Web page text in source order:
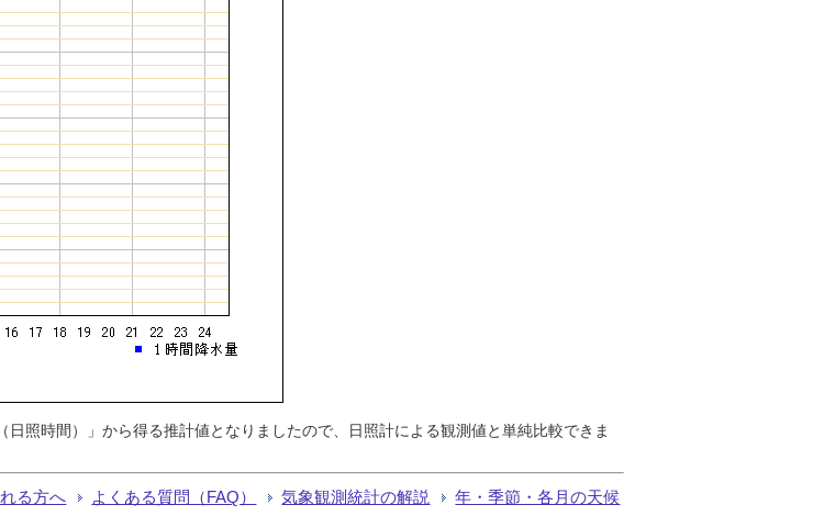
照時間）」から得る推計値となりましたので、日照計による観測値と単純比較できま
る方へ よくある質問（FAQ） 気象観測統計の解説 年・季節・各月の天候